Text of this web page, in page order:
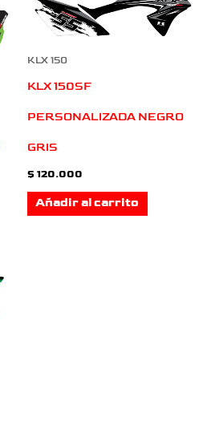
KLX 150
KLX 150SF
PERSONALIZADA NEGRO
GRIS
$ 120.000
Añadir al carrito